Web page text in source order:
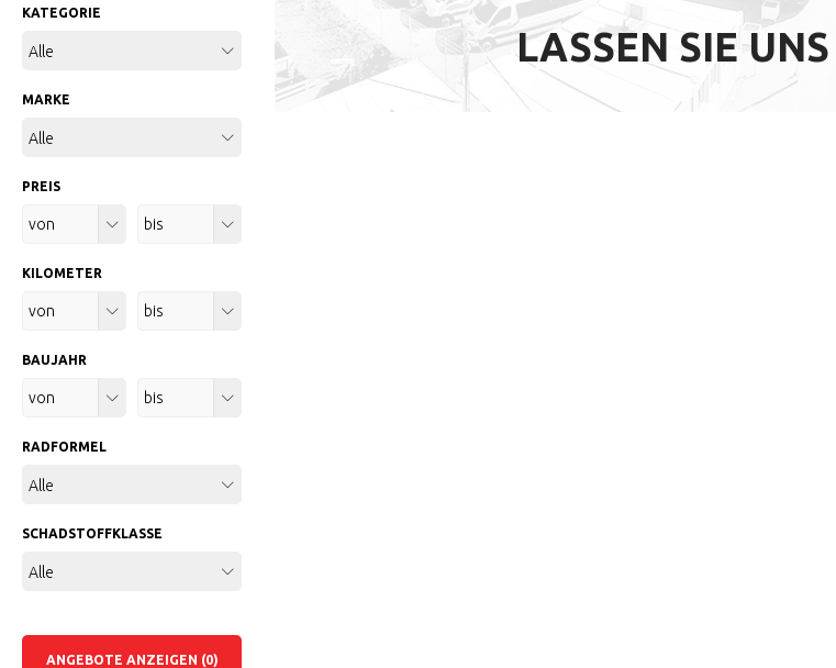
LASSEN SIE
KATEGORIE
Alle
MARKE
Alle
PREIS
Alle Alle
KILOMETER
Alle Alle
BAUJAHR
Alle Alle
RADFORMEL
Alle
SCHADSTOFFKLASSE
Alle
ANGEBOTE ANZEIGEN (0)